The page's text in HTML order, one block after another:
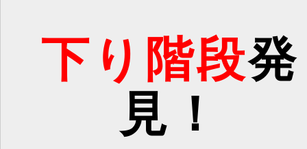
下り階段発
見！